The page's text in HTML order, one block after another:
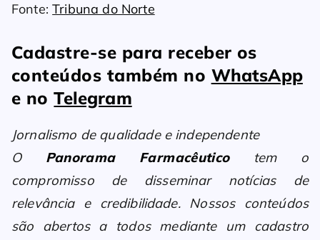
Fonte:Tribuna do Norte
Cadastre-se para receber os
conteúdos também no WhatsApp
e noTelegram
Jornalismo de qualidade e independente
O Panorama Farmacêuticotem o
compromisso de disseminar notícias de
relevância e credibilidade. Nossos conteúdos
são abertos a todos mediante um cadastro